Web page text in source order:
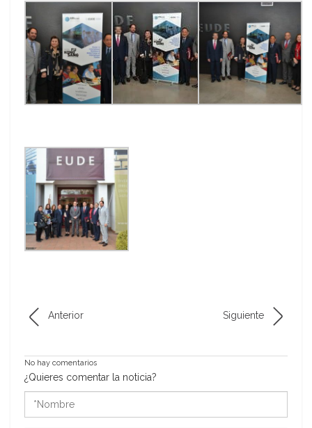
Anterior Siguiente
No hay comentarios
¿Quieres comentar la noticia?
*Nombre